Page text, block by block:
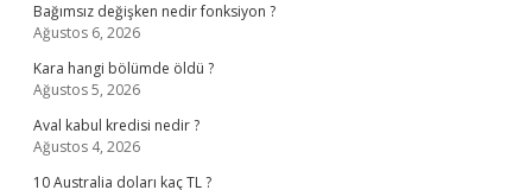
Bağımsız değişken nedir fonksiyon ?
Ağustos 6, 2026
Kara hangi bölümde öldü ?
Ağustos 5, 2026
Aval kabul kredisi nedir ?
Ağustos 4, 2026
10 Australia doları kaç TL ?